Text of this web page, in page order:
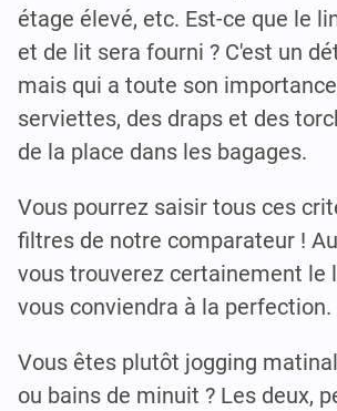
étage élevé, etc. Est-ce que le
et de lit sera fourni ? C'est un
mais qui a toute son
serviettes, des draps et des
de la place dans les bagages.
Vous pourrez saisir tous ces
filtres de notre comparateur !
vous trouverez certainement le
vous conviendra à la perfection.
Vous êtes plutôt jogging
ou bains de minuit ? Les deux,